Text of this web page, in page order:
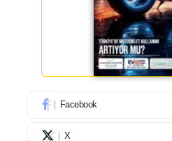
Facebook
X